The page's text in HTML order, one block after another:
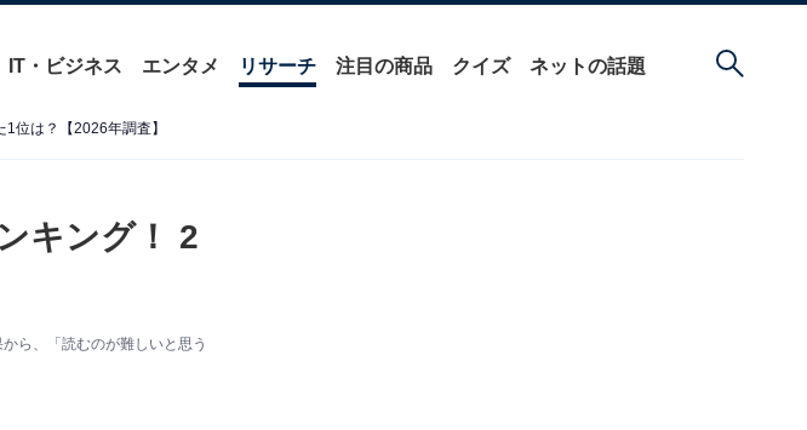
IT・ビジネス エンタメ リサーチ 注目の商品 クイズ ネットの話題
位は？【2026年調査】
キング！ 2
ら、「読むのが難しいと思う